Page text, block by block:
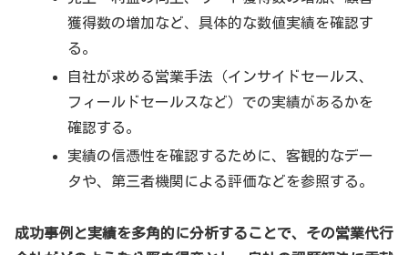
獲得数の増加など、具体的な数値実績を確認す
る。
自社が求める営業手法（インサイドセールス、
フィールドセールスなど）での実績があるかを
確認する。
実績の信憑性を確認するために、客観的なデー
タや、第三者機関による評価などを参照する。
成功事例と実績を多角的に分析することで、その営業代行